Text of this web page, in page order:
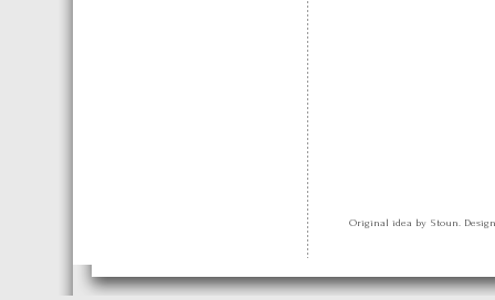
Original idea by Stoun. Design